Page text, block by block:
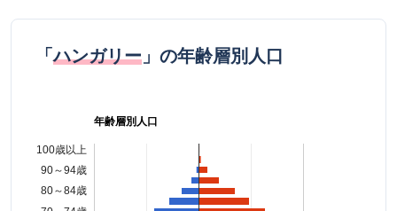
「ハンガリー」の年齢層別人口
年齢層別人口
80～84歳
90～94歳
100歳以上